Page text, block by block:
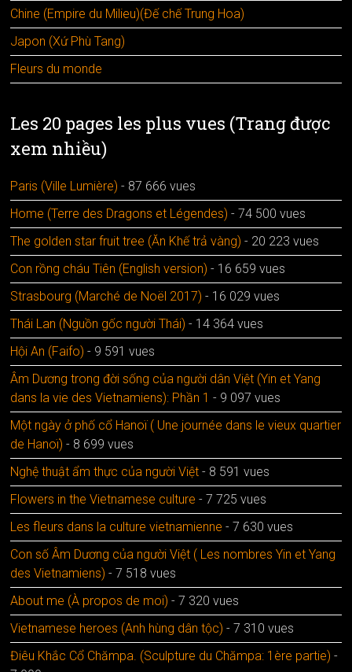
Chine (Empire du Milieu)(Đế chế Trung Hoa)
Japon (Xứ Phù Tang)
Fleurs du monde
Les 20 pages les plus vues (Trang được
xem nhiều)
Paris (Ville Lumière) - 87 666 vues
Home (Terre des Dragons et Légendes) - 74 500 vues
The golden star fruit tree (Ăn Khế trả vàng) - 20 223 vues
Con rồng cháu Tiên (English version) - 16 659 vues
Strasbourg (Marché de Noël 2017) - 16 029 vues
Thái Lan (Nguồn gốc người Thái) - 14 364 vues
Hội An (Faifo) - 9 591 vues
Âm Dương trong đời sống của người dân Việt (Yin et Yang
dans la vie des Vietnamiens): Phần 1 - 9 097 vues
Một ngày ở phố cổ Hanoï ( Une journée dans le vieux quartier
de Hanoï) - 8 699 vues
Nghệ thuật ẩm thực của người Việt - 8 591 vues
Flowers in the Vietnamese culture - 7 725 vues
Les fleurs dans la culture vietnamienne - 7 630 vues
Con số Âm Dương của người Việt ( Les nombres Yin et Yang
des Vietnamiens) - 7 518 vues
About me (À propos de moi) - 7 320 vues
Vietnamese heroes (Anh hùng dân tộc) - 7 310 vues
Điêu Khắc Cổ Chămpa. (Sculpture du Chămpa: 1ère partie) -